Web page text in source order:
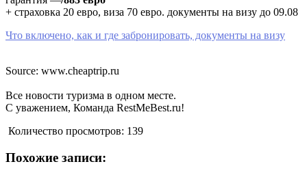
+ страховка 20 евро, виза 70 евро. документы на визу до 09.08
Что включено, как и где забронировать, документы на визу
Source: www.cheaptrip.ru
Все новости туризма в одном месте.
С уважением, Команда RestMeBest.ru!
Количество просмотров: 139
Похожие записи: